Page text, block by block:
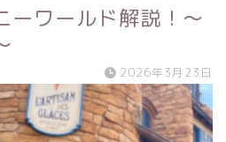
ーワールド解説！〜
2026年3月23日